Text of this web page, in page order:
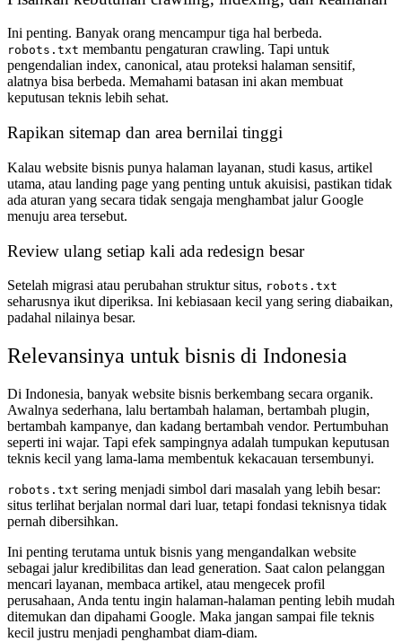
Ini penting. Banyak orang mencampur tiga hal berbeda.
robots.txt membantu pengaturan crawling. Tapi untuk
pengendalian index, canonical, atau proteksi halaman sensitif,
alatnya bisa berbeda. Memahami batasan ini akan membuat
keputusan teknis lebih sehat.
Rapikan sitemap dan area bernilai tinggi
Kalau website bisnis punya halaman layanan, studi kasus, artikel
utama, atau landing page yang penting untuk akuisisi, pastikan tidak
ada aturan yang secara tidak sengaja menghambat jalur Google
menuju area tersebut.
Review ulang setiap kali ada redesign besar
Setelah migrasi atau perubahan struktur situs, robots.txt
seharusnya ikut diperiksa. Ini kebiasaan kecil yang sering diabaikan,
padahal nilainya besar.
Relevansinya untuk bisnis di Indonesia
Di Indonesia, banyak website bisnis berkembang secara organik.
Awalnya sederhana, lalu bertambah halaman, bertambah plugin,
bertambah kampanye, dan kadang bertambah vendor. Pertumbuhan
seperti ini wajar. Tapi efek sampingnya adalah tumpukan keputusan
teknis kecil yang lama-lama membentuk kekacauan tersembunyi.
robots.txt sering menjadi simbol dari masalah yang lebih besar:
situs terlihat berjalan normal dari luar, tetapi fondasi teknisnya tidak
pernah dibersihkan.
Ini penting terutama untuk bisnis yang mengandalkan website
sebagai jalur kredibilitas dan lead generation. Saat calon pelanggan
mencari layanan, membaca artikel, atau mengecek profil
perusahaan, Anda tentu ingin halaman-halaman penting lebih mudah
ditemukan dan dipahami Google. Maka jangan sampai file teknis
kecil justru menjadi penghambat diam-diam.